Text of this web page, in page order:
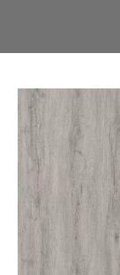
de
hoofdinhoud